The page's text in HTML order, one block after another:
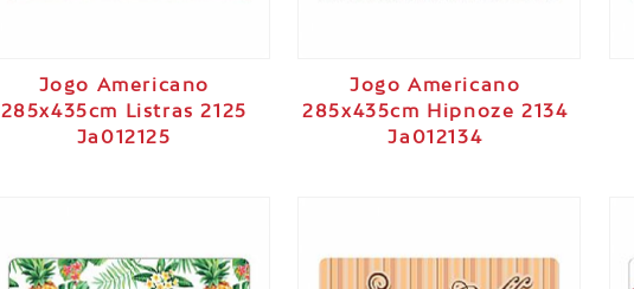
Jogo Americano
285x435cm Listras 2125
Ja012125
Jogo Americano
285x435cm Hipnoze 2134
Ja012134